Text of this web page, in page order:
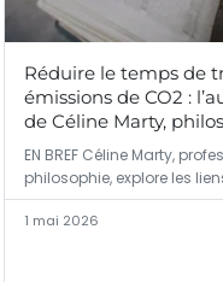
Réduire le temps de
émissions de CO2 :
de Céline Marty,
EN BREF Céline Marty,
philosophie, explore les
1 mai 2026